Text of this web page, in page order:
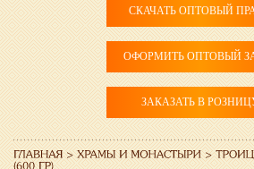
СКАЧАТЬ ОПТОВЫЙ
ОФОРМИТЬ ОПТОВЫЙ
ЗАКАЗАТЬ В